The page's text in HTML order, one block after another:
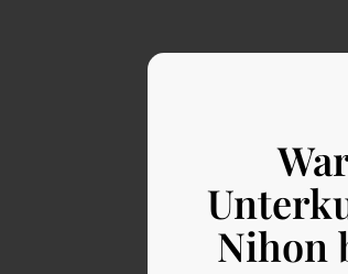
Nihon